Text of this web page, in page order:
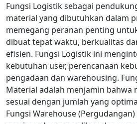
Fungsi Logistik sebagai
material yang dibutuhkan dalam
memegang peranan penting
dibuat tepat waktu, berkualitas
efisien. Fungsi Logistik ini
kebutuhan user, perencanaan
pengadaan dan warehousing.
Material adalah menjamin bahwa
sesuai dengan jumlah yang
Fungsi Warehouse